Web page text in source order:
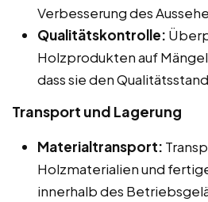
Verbesserung des
Qualitätskontrolle:
Holzprodukten auf
dass sie den
Transport und Lagerung
Materialtransport:
Holzmaterialien und
innerhalb des